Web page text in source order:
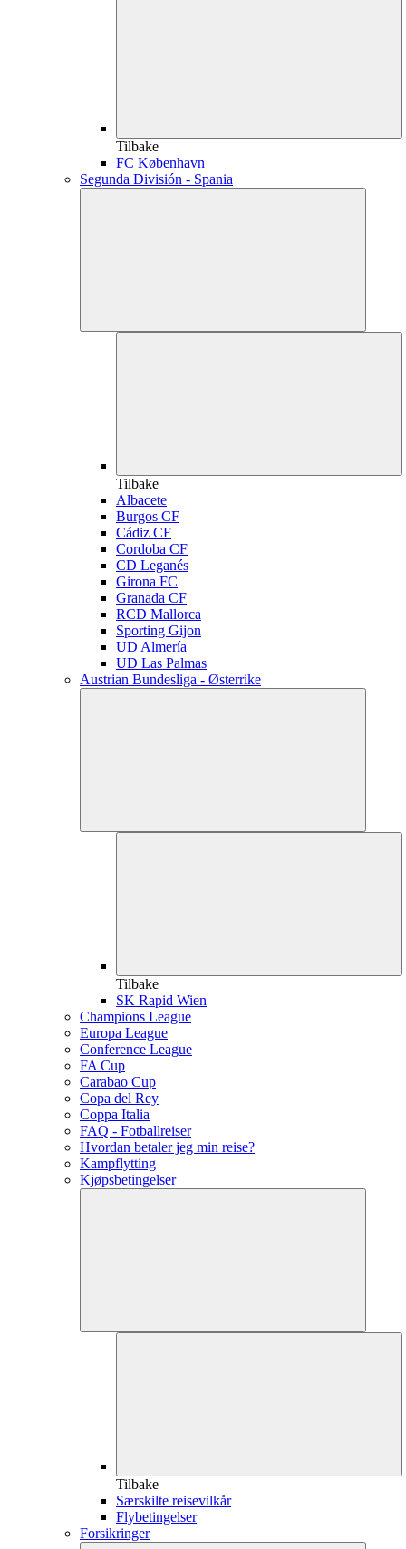
Tilbake
FC København
Segunda División - Spania
Tilbake
Albacete
Burgos CF
Cádiz CF
Cordoba CF
CD Leganés
Girona FC
Granada CF
RCD Mallorca
Sporting Gijon
UD Almería
UD Las Palmas
Austrian Bundesliga - Østerrike
Tilbake
SK Rapid Wien
Champions League
Europa League
Conference League
FA Cup
Carabao Cup
Copa del Rey
Coppa Italia
FAQ - Fotballreiser
Hvordan betaler jeg min reise?
Kampflytting
Kjøpsbetingelser
Tilbake
Særskilte reisevilkår
Flybetingelser
Forsikringer